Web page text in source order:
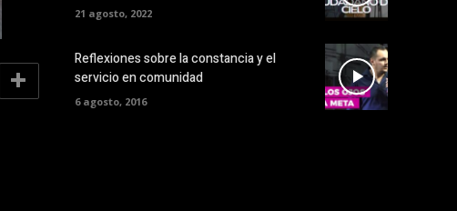
21 agosto, 2022
Reflexiones sobre la constancia y el
servicio en comunidad
6 agosto, 2016